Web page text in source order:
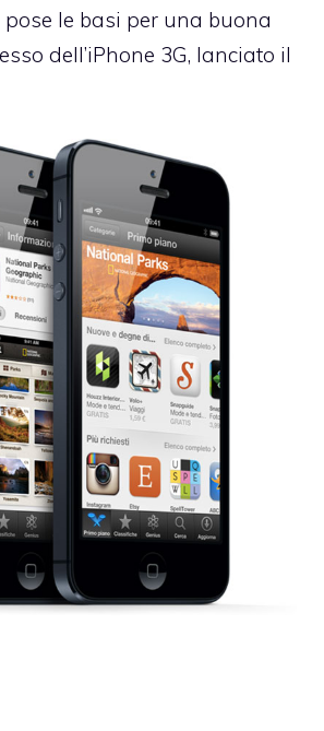
le basi per una buona
dell’iPhone 3G, lanciato il